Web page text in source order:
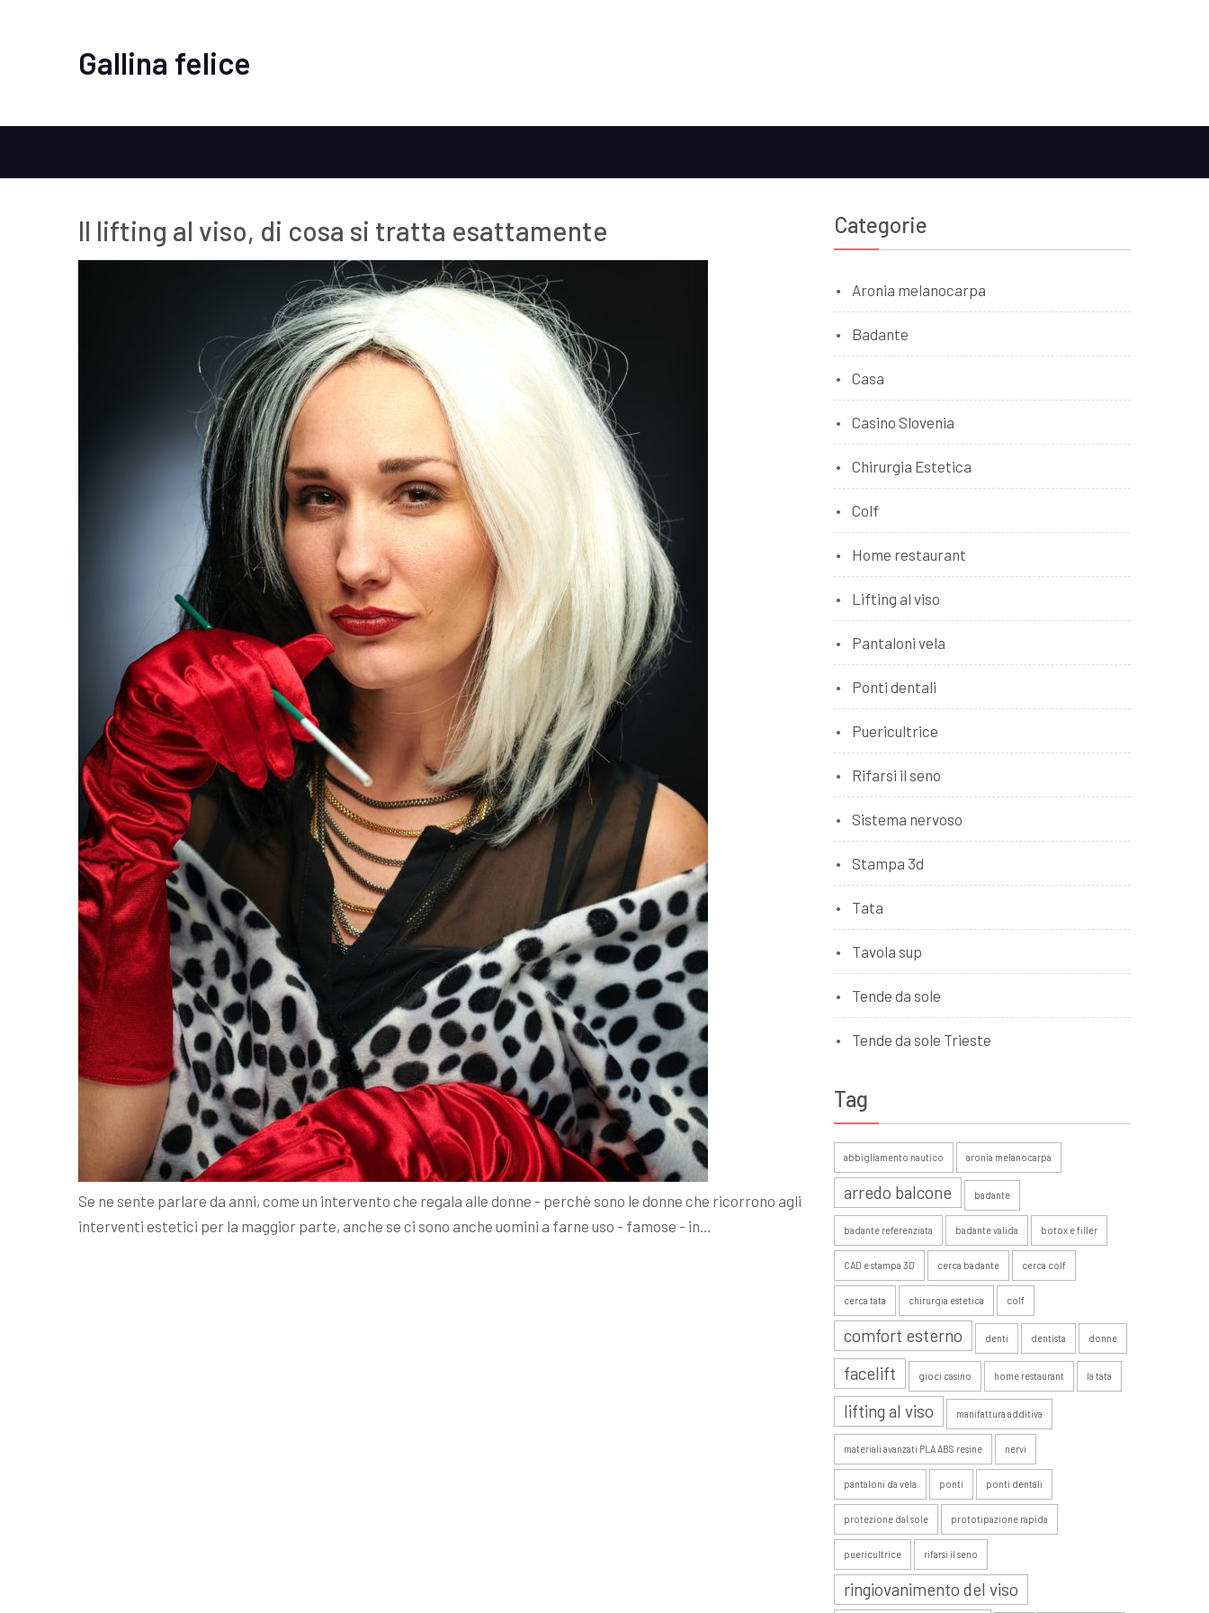
Gallina felice
Il lifting al viso, di cosa si tratta esattamente
Se ne sente parlare da anni, come un intervento che regala alle donne - perchè sono le donne che ricorrono agli
interventi estetici per la maggior parte, anche se ci sono anche uomini a farne uso - famose - in…
Categorie
Aronia melanocarpa
Badante
Casa
Casino Slovenia
Chirurgia Estetica
Colf
Home restaurant
Lifting al viso
Pantaloni vela
Ponti dentali
Puericultrice
Rifarsi il seno
Sistema nervoso
Stampa 3d
Tata
Tavola sup
Tende da sole
Tende da sole Trieste
Tag
abbigliamento nautico aronia melanocarpa
arredo balcone badante
badante referenziata badante valida botox e filler
CAD e stampa 3D cerca badante cerca colf
cerca tata chirurgia estetica colf
comfort esterno denti dentista donne
facelift gioci casino home restaurant la tata
lifting al viso manifattura additiva
materiali avanzati PLA ABS resine nervi
pantaloni da vela ponti ponti dentali
protezione dal sole prototipazione rapida
puericultrice rifarsi il seno
ringiovanimento del viso